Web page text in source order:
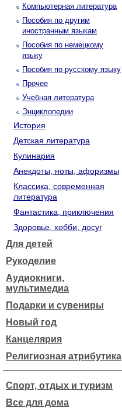
Компьютерная литература
Пособия по другим
иностранным языкам
Пособия по немецкому
языку
Пособия по русскому языку
Прочее
Учебная литература
Энциклопедии
История
Детская литература
Кулинария
Анекдоты, ноты, афоризмы
Классика, современная
литература
Фантастика, приключения
Здоровье, хобби, досуг
Для детей
Рукоделие
Аудиокниги,
мультимедиа
Подарки и сувениры
Новый год
Канцелярия
Религиозная атрибутика
Спорт, отдых и туризм
Все для дома